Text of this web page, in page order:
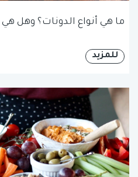
ما هي أنواع الدونات؟ وهل
للمزيد